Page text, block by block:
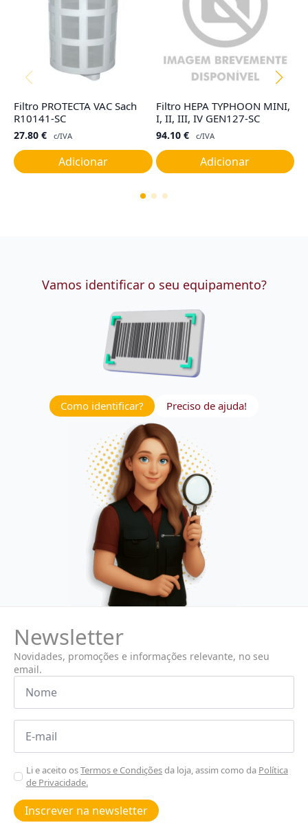
Filtro PROTECTA VAC Sach
R10141-SC
27.80 € c/IVA
Adicionar
Filtro HEPA TYPHOON MINI,
I, II, III, IV GEN127-SC
94.10 € c/IVA
Adicionar
Vamos identificar o seu equipamento?
Como identificar? Preciso de ajuda!
Newsletter
Novidades, promoções e informações relevante, no seu
email.
Nome
Email
Aceitar
Poiticas
de
privacidade
Li e aceito osTermos e Condiçõesda loja, assim como da Política
de Privacidade.
Inscrever na newsletter